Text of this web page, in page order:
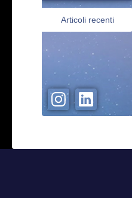
Articoli recenti